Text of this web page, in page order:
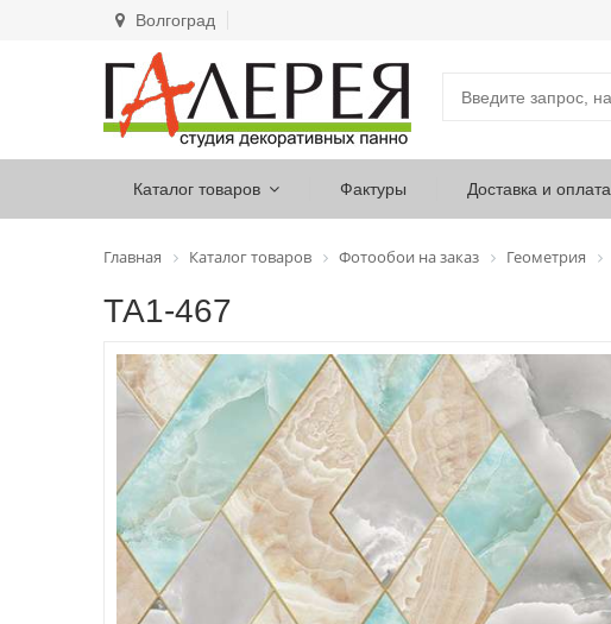
Волгоград
Каталог товаров Фактуры Доставка и оплата
Главная Каталог товаров Фотообои на заказ Геометрия
ТА1-467